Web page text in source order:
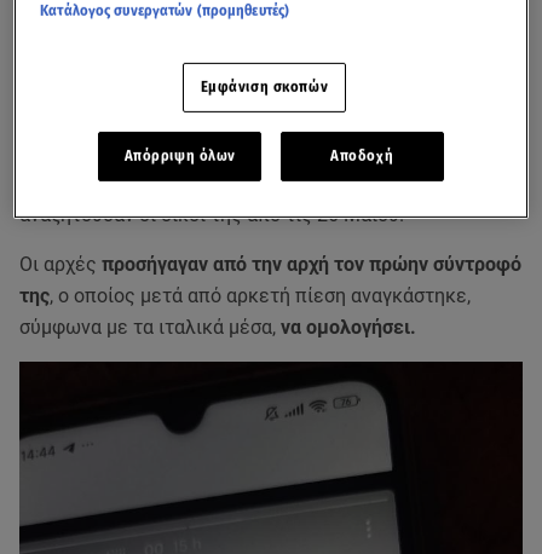
Νεκρή βρέθηκε σε ένα εγκαταλελειμμένο κτίριο στη
η 14χρονη Μαρτίνα Καρμπονάρο, την οποία
αναζητούσαν οι δικοί της από τις 26 Μαΐου.
Οι αρχές προσήγαγαν από την αρχή τον πρώην σύντροφό
της, ο οποίος μετά από αρκετή πίεση αναγκάστηκε,
σύμφωνα με τα ιταλικά μέσα, να ομολογήσει.
Κατάλογος συνεργατών (προμηθευτές)
Εμφάνιση σκοπών
Απόρριψη όλων Αποδοχή